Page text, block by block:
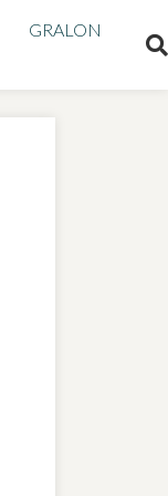
GRALON